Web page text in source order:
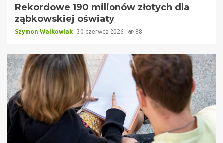
Rekordowe 190 milionów złotych dla
ząbkowskiej oświaty
Szymon Walkowiak 30 czerwca 2026 88